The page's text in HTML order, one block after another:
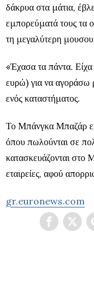
δάκρυα στα μάτια,
εμπορεύματά τους τα
τη μεγαλύτερη
«Έχασα τα πάντα.
ευρώ) για να αγοράσω
ενός καταστήματος.
Το Μπάνγκα Μπαζάρ
όπου πωλούνται σε
κατασκευάζονται στο
εταιρείες, αφού
gr.euronews.com